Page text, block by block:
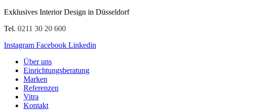
Exklusives Interior Design in Düsseldorf
Tel. 0211 30 20 600
Instagram Facebook Linkedin
Über uns
Einrichtungsberatung
Marken
Referenzen
Vitra
Kontakt